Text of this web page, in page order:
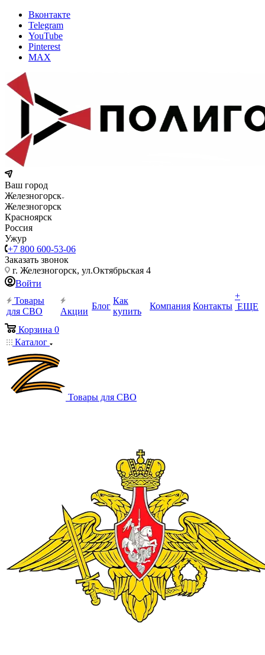
Вконтакте
Telegram
YouTube
Pinterest
MAX
Ваш город
Железногорск
Железногорск
Красноярск
Россия
Ужур
+7 800 600-53-06
Заказать звонок
г. Железногорск, ул.Октябрьская 4
Войти
Товары
для СВО
Акции
Блог
Как
купить
Компания Контакты
+
ЕЩЕ
Корзина 0
Каталог
Товары для СВО